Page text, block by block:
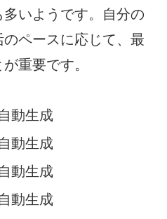
いようです。自分の
ペースに応じて、最
重要です。
動生成
動生成
動生成
動生成